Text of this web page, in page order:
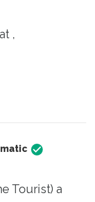
,
Tourist) a